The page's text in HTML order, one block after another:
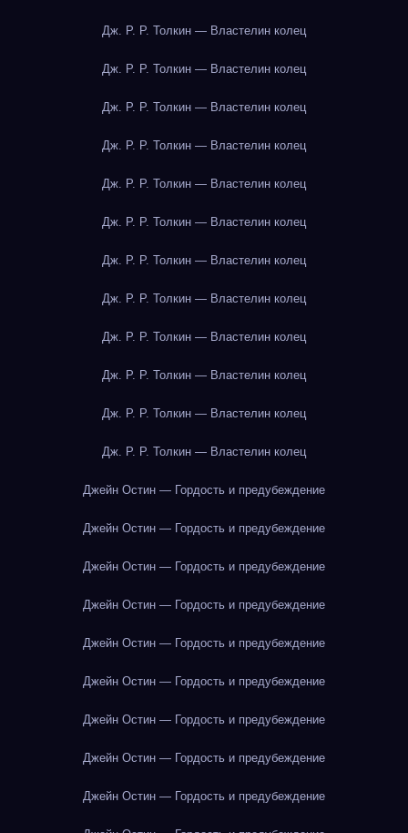
Дж. Р. Р. Толкин — Властелин колец
Дж. Р. Р. Толкин — Властелин колец
Дж. Р. Р. Толкин — Властелин колец
Дж. Р. Р. Толкин — Властелин колец
Дж. Р. Р. Толкин — Властелин колец
Дж. Р. Р. Толкин — Властелин колец
Дж. Р. Р. Толкин — Властелин колец
Дж. Р. Р. Толкин — Властелин колец
Дж. Р. Р. Толкин — Властелин колец
Дж. Р. Р. Толкин — Властелин колец
Дж. Р. Р. Толкин — Властелин колец
Дж. Р. Р. Толкин — Властелин колец
Джейн Остин — Гордость и предубеждение
Джейн Остин — Гордость и предубеждение
Джейн Остин — Гордость и предубеждение
Джейн Остин — Гордость и предубеждение
Джейн Остин — Гордость и предубеждение
Джейн Остин — Гордость и предубеждение
Джейн Остин — Гордость и предубеждение
Джейн Остин — Гордость и предубеждение
Джейн Остин — Гордость и предубеждение